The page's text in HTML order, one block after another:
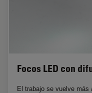
Focos LED con
El trabajo se vuelve más